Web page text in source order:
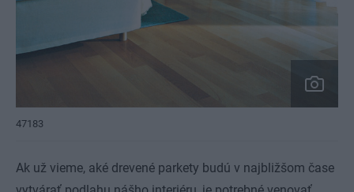
47183
Ak už vieme, aké drevené parkety budú v najbližšom čase